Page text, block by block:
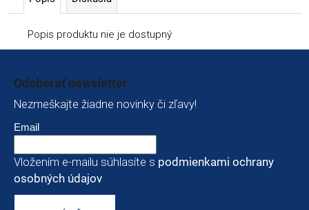
Popis produktu nie je dostupný
Odoberať newsletter
Nezmeškajte žiadne novinky či zľavy!
Email
Vložením e-mailu súhlasíte s podmienkami ochrany
osobných údajov